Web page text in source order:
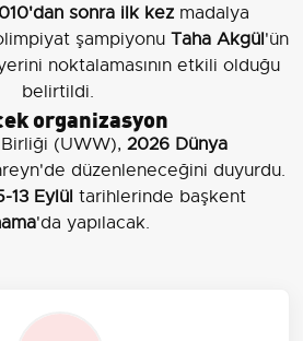
sonra ilk kezmadalya
şampiyonu Taha Akgül'ün
noktalamasının etkili olduğu
belirtildi.
organizasyon
(UWW), 2026 Dünya
düzenleneceğini duyurdu.
13 Eylül tarihlerinde başkent
'da yapılacak.